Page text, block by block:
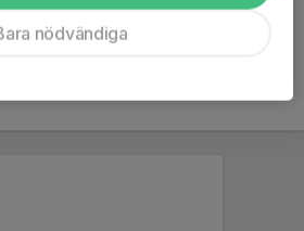
Sport Management.
nödvändiga